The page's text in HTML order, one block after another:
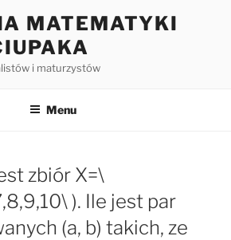
MATEMATYKI
i maturzystów
Menu
zbiór X=\
). Ile jest par
(a, b) takich, ze